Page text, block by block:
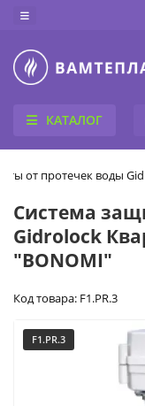
КАТАЛОГ
от протечек воды
Система
Gidrolock
"BONOMI"
Код товара: F1.PR.3
F1.PR.3